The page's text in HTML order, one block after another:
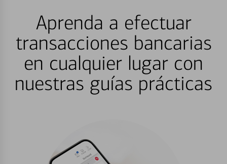
Aprenda a efectuar
transacciones bancarias
en cualquier lugar con
nuestras guías prácticas